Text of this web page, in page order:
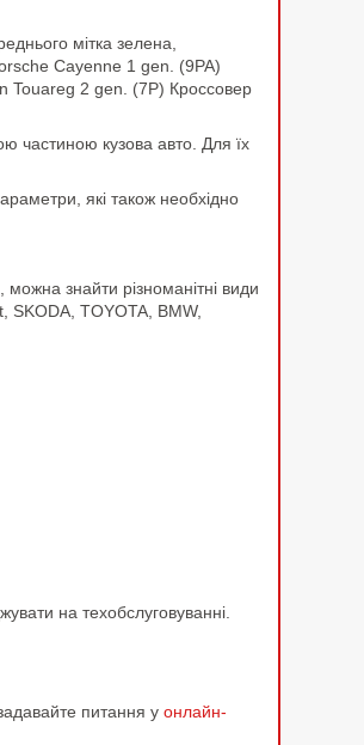
мітка зелена,
Cayenne 1 gen. (9PA)
Touareg 2 gen. (7P) Кроссовер
частиною кузова авто. Для їх
які також необхідно
можна знайти різноманітні види
SKODA, TOYOTA, BMW,
на техобслуговуванні.
питання у онлайн-